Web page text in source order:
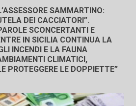
SAMMARTINO:
DEI CACCIATORI”.
SCONCERTANTI E
IN SICILIA CONTINUA LA
INCENDI E LA FAUNA
CLIMATICI,
PROTEGGERE LE DOPPIETTE”